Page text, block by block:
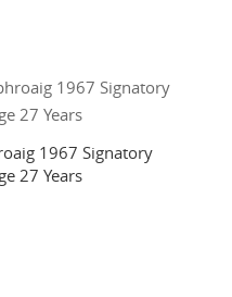
1967 Signatory
27 Years